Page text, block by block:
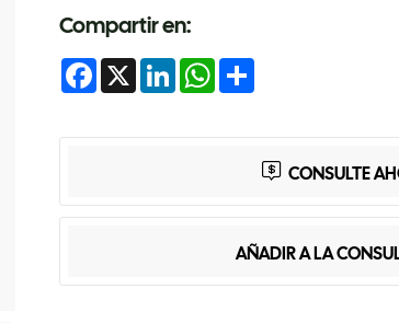
Compartir en:
Facebook
X LinkedInWhatsApp
CONSULTE
AÑADIR A LA